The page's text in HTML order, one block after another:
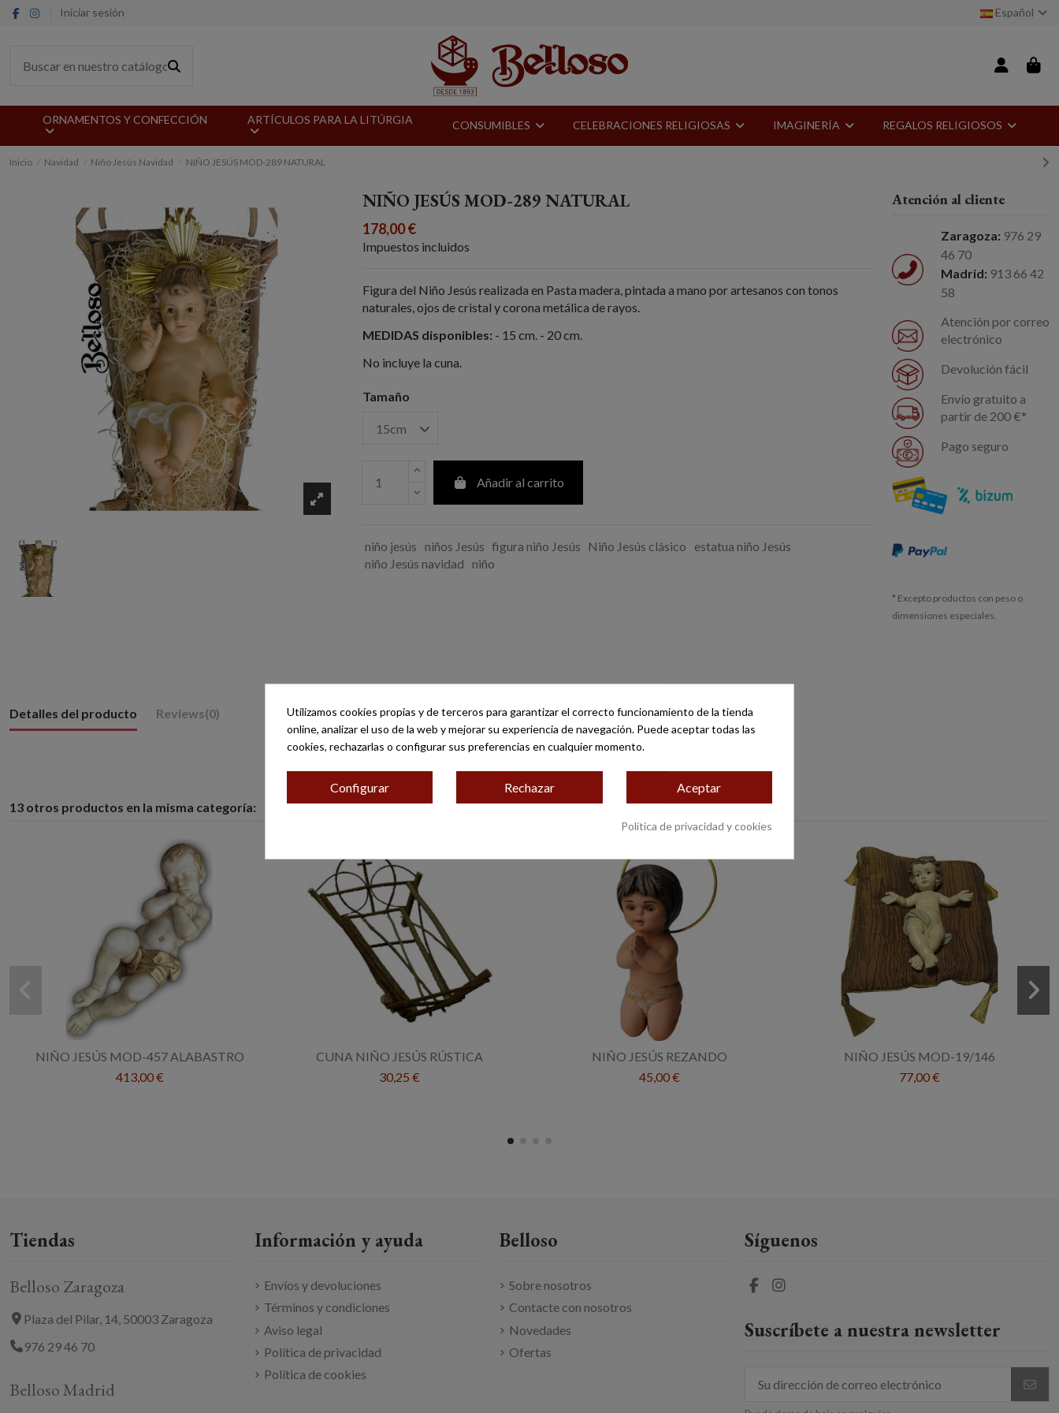
Iniciar sesión Español
ORNAMENTOS Y CONFECCIÓN ARTÍCULOS PARA LA LITÚRGIA CONSUMIBLES CELEBRACIONES RELIGIOSAS IMAGINERÍA REGALOS RELIGIOSOS
Inicio Navidad Niño Jesús Navidad NIÑO JESÚS MOD-289 NATURAL
NIÑO JESÚS MOD-289 NATURAL
178,00 €
Impuestos incluidos
Figura del Niño Jesús realizada en Pasta madera, pintada a mano por artesanos con tonos
naturales, ojos de cristal y corona metálica de rayos.
MEDIDAS disponibles: - 15 cm. - 20 cm.
No incluye la cuna.
Tamaño
Añadir al carrito
niño jesús niños Jesús figura niño Jesús Niño Jesús clásico
estatua niño Jesús
niño Jesús navidad
niño
Atención al cliente
Zaragoza: 976 29
46 70
Madrid: 913 66 42
58
Atención por correo
electrónico
Devolución fácil
Envío gratuito a
partir de 200 €*
Pago seguro
* Excepto productos con peso o
dimensiones especiales.
Detalles del producto Reviews(0)
13 otros productos en la misma categoría:
NIÑO JESÚS MOD-457 ALABASTRO
413,00 €
CUNA NIÑO JESÚS RÚSTICA
30,25 €
NIÑO JESÚS REZANDO
45,00 €
NIÑO JESÚS MOD-19/146
77,00 €
Tiendas
Belloso Zaragoza
Plaza del Pilar, 14, 50003 Zaragoza
976 29 46 70
Belloso Madrid
Información y ayuda
Envíos y devoluciones
Términos y condiciones
Aviso legal
Política de privacidad
Política de cookies
Belloso
Sobre nosotros
Contacte con nosotros
Novedades
Ofertas
Síguenos
Suscríbete a nuestra newsletter
Utilizamos cookies propias y de terceros para garantizar el correcto funcionamiento de la tienda
online, analizar el uso de la web y mejorar su experiencia de navegación. Puede aceptar todas las
cookies, rechazarlas o configurar sus preferencias en cualquier momento.
Configurar Rechazar Aceptar
Política de privacidad y cookies